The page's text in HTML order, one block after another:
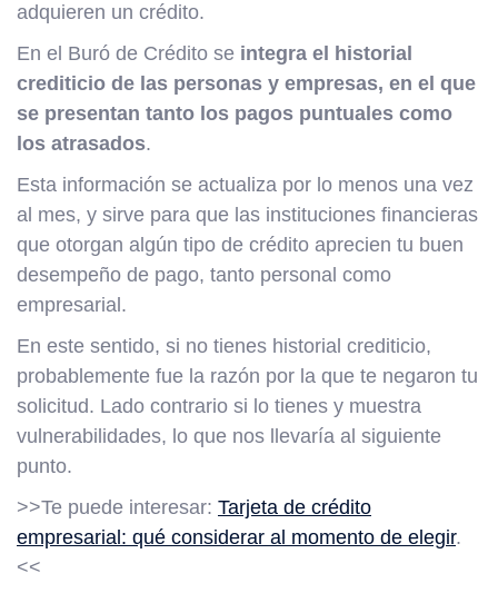
adquieren un crédito.
En el Buró de Crédito se integra el historial
crediticio de las personas y empresas, en el que
se presentan tanto los pagos puntuales como
los atrasados.
Esta información se actualiza por lo menos una vez
al mes, y sirve para que las instituciones financieras
que otorgan algún tipo de crédito aprecien tu buen
desempeño de pago, tanto personal como
empresarial.
En este sentido, si no tienes historial crediticio,
probablemente fue la razón por la que te negaron tu
solicitud. Lado contrario si lo tienes y muestra
vulnerabilidades, lo que nos llevaría al siguiente
punto.
>>Te puede interesar: Tarjeta de crédito
empresarial: qué considerar al momento de elegir.
<<